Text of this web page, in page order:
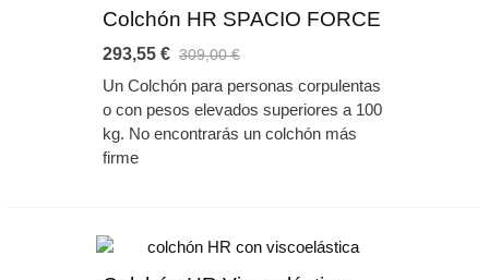
Colchón HR SPACIO FORCE
293,55 € 309,00 €
Un Colchón para personas corpulentas
o con pesos elevados superiores a 100
kg. No encontrarás un colchón más
firme